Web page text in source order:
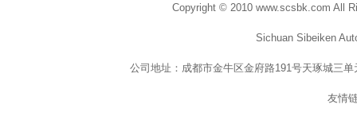
Copyright © 2010 www.scsbk.com All
Sichuan Sibeiken
公司地址：成都市金牛区金府路191号天琢城三单
友情